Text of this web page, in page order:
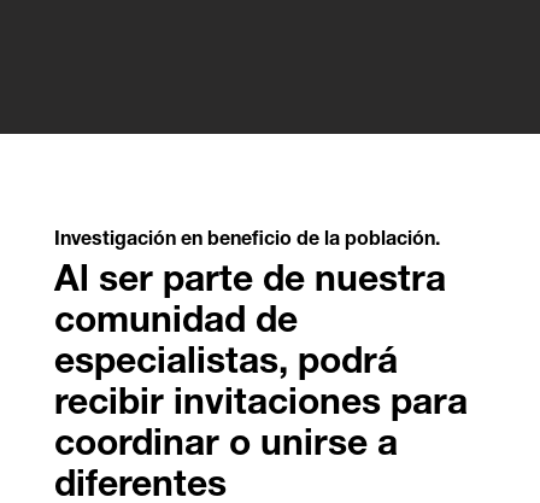
Investigación en beneficio de la población.
Al ser parte de nuestra
comunidad de
especialistas, podrá
recibir invitaciones para
coordinar o unirse a
diferentes